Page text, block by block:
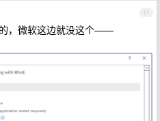
11
，微软这边就没这个——